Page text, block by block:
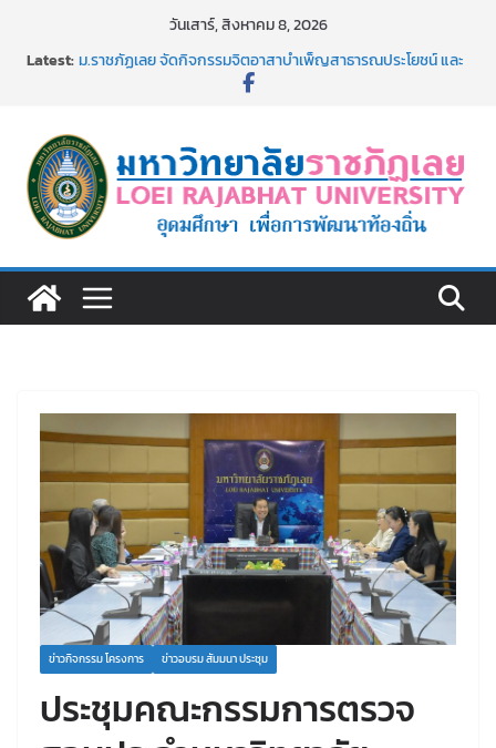
วันเสาร์, สิงหาคม 8, 2026
Latest:ม.ราชภัฏเลย จัดกิจกรรมจิตอาสาบำเพ็ญสาธารณประโยชน์ และ
เงินรายได้
ม.ราชภัฏเลย จัดมหกรรมวิชาการ เปิดบ้าน LRU ครั้งที่ 4 เปิดให้
นักเรียนมัธยมปลายค้นหาสาขาวิชาในฝัน สู่อนาคตที่ใช่
อธิการบดี มรภ.เลย ร่วมประชุมชี้แจงกับคณะอนุกรรมาธิการ
ประจำปีงบประมาณ พ.ศ. 2570
๑,๙๗๒ ชุด โดยวิธีเฉพาะเจาะจง
ข่าวกิจกรรม โครงการ ข่าวอบรม สัมมนา ประชุม
ประชุมคณะกรรมการตรวจ